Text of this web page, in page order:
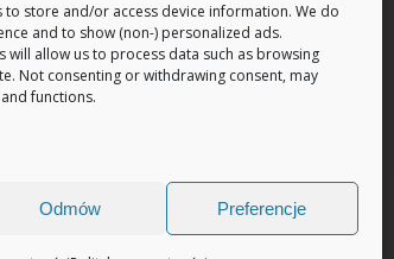
to store and/or access device information. We do
and to show (non-) personalized ads.
will allow us to process data such as browsing
Not consenting or withdrawing consent, may
functions.
Odmów Preferencje
sprzedaż sklepu w internecie?
Sprzedaż w intrenecie wiąże się z kilkoma czynnikami które wpływają na ilość zamówień. Załóżmy, że d...